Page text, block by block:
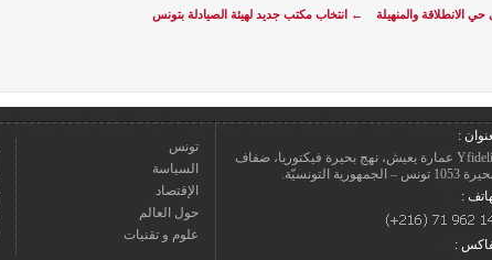
← انتخاب مكتب جديد لهيئة الصيادلة بتونس
الانطلاقة والمنهيلة
:
Yfidelity عمارة يعيش، نهج بحيرة فيكتوريا، ضفاف
تونس – الجمهورية التونسيّة.
:
:
تونس
السياسة
الإقتصاد
حول العالم
علوم و تقنيات